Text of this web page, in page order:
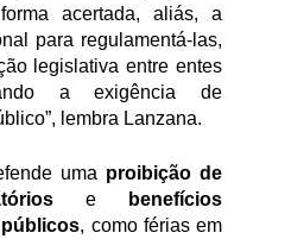
acertada, aliás, a
para regulamentá-las,
legislativa entre entes
a exigência de
lembra Lanzana.
uma proibição de
e
benefícios
, como férias em